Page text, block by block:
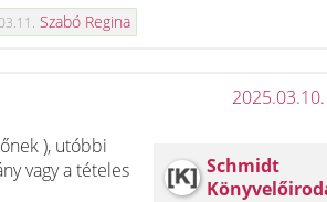
Szabó Regina
), utóbbi
vagy a tételes
Schmidt